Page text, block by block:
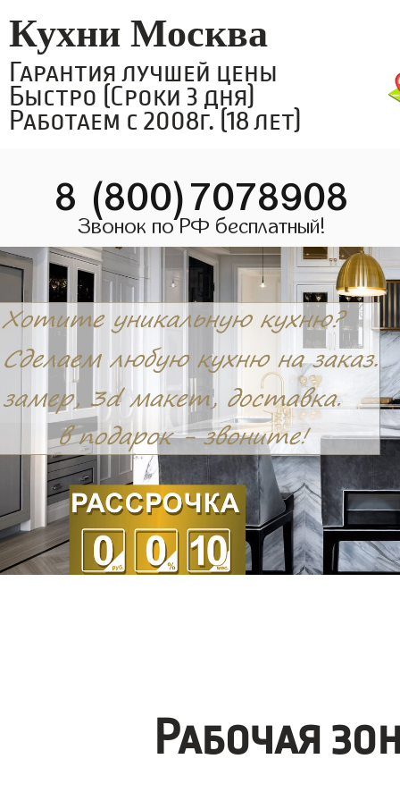
Кухни Москва
Гарантия лучшей цены
Быстро (Сроки 3 дня)
Работаем с 2008г. (18 лет)
8 (800)7078908
Звонок по РФ бесплатный!
Рабочая